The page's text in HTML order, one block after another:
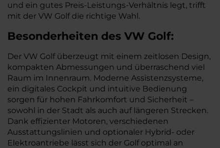
und ein gutes Preis-Leistungs-Verhältnis legt, trifft
mit der VW Golf die richtige Wahl.
Besonderheiten des VW Golf:
Der VW Golf überzeugt mit einem zeitlosen Design,
kompakten Abmessungen und überraschend viel
Raum im Innenraum. Moderne Assistenzsysteme,
ein digitales Cockpit und intuitive Bedienung
sorgen für hohen Fahrkomfort und Sicherheit –
sowohl in der Stadt als auch auf längeren Strecken.
Dank effizienter Motoren, verschiedenen
Ausstattungslinien und optionaler Hybrid- oder
Elektroantriebe lässt sich der Golf optimal an